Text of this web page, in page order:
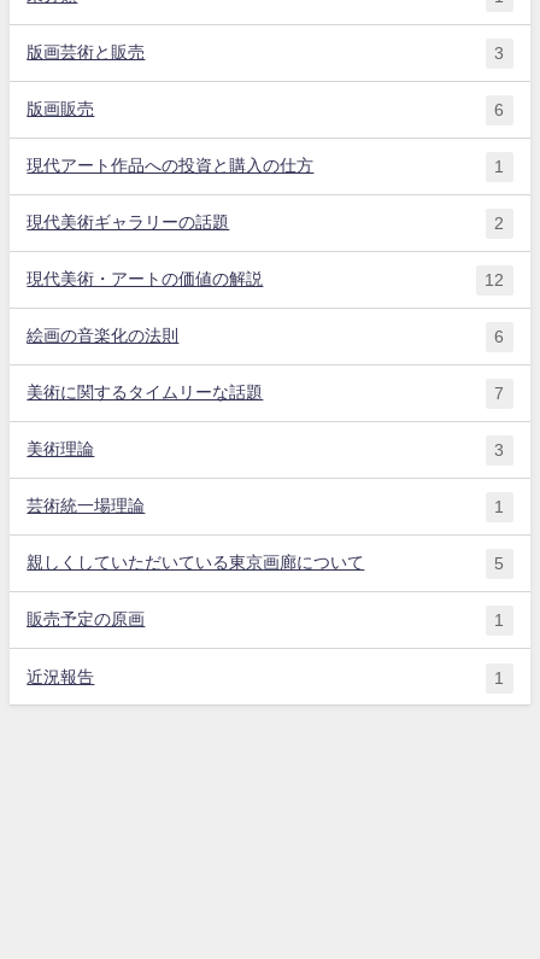
版画芸術と販売 3
版画販売 6
現代アート作品への投資と購入の仕方 1
現代美術ギャラリーの話題 2
現代美術・アートの価値の解説 12
絵画の音楽化の法則 6
美術に関するタイムリーな話題 7
美術理論 3
芸術統一場理論 1
親しくしていただいている東京画廊について 5
販売予定の原画 1
近況報告 1